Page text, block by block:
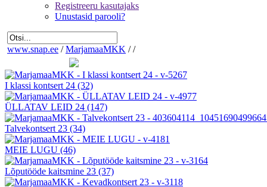
Registreeru kasutajaks
Unustasid parooli?
www.snap.ee / MarjamaaMKK / /
I klassi kontsert 24 (32)
ÜLLATAV LEID 24 (147)
Talvekontsert 23 (34)
MEIE LUGU (46)
Lõputööde kaitsmine 23 (37)